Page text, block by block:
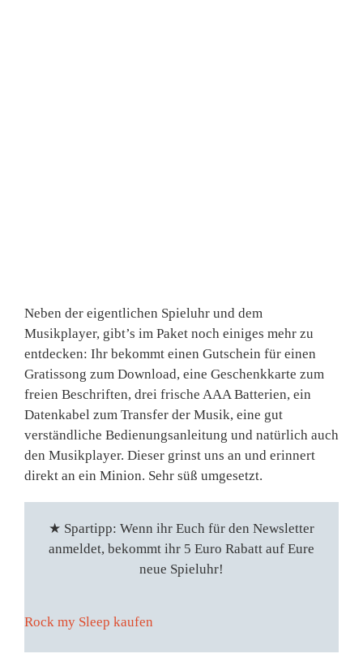
Neben der eigentlichen Spieluhr und dem
Musikplayer, gibt’s im Paket noch einiges mehr zu
entdecken: Ihr bekommt einen Gutschein für einen
Gratissong zum Download, eine Geschenkkarte zum
freien Beschriften, drei frische AAA Batterien, ein
Datenkabel zum Transfer der Musik, eine gut
verständliche Bedienungsanleitung und natürlich auch
den Musikplayer. Dieser grinst uns an und erinnert
direkt an ein Minion. Sehr süß umgesetzt.
★ Spartipp: Wenn ihr Euch für den Newsletter
anmeldet, bekommt ihr 5 Euro Rabatt auf Eure
neue Spieluhr!
Rock my Sleep kaufen